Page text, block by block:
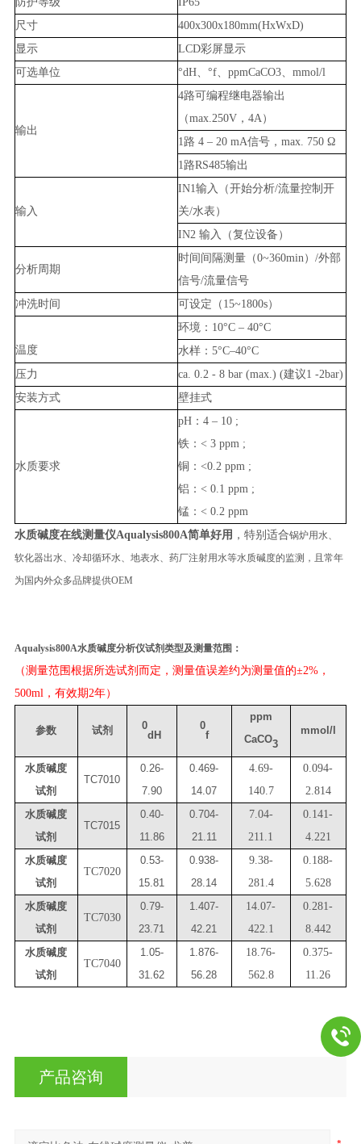
尺寸
400x300x180mm(HxWxD)
显示
LCD彩屏显示
可选单位
°dH、°f、ppmCaCO3、mmol/l
输出
4路可编程继电器输出
（max.250V，4A）
1路 4 – 20 mA信号，max. 750 Ω
1路RS485输出
输入
IN1输入（开始分析/流量控制开
关/水表）
IN2 输入（复位设备）
分析周期
时间间隔测量（0~360min）/外部
信号/流量信号
冲洗时间
可设定（15~1800s）
温度
环境：10°C – 40°C
水样：5°C–40°C
压力
ca. 0.2 - 8 bar (max.) (建议1 -2bar)
安装方式
壁挂式
水质要求
pH：4 – 10 ;
铁：< 3 ppm ;
铜：<0.2 ppm ;
铝：< 0.1 ppm ;
锰：< 0.2 ppm
水质碱度在线测量仪Aqualysis800A简单好用 ，特别适合锅炉用水、
软化器出水、冷却循环水、地表水、药厂注射用水等水质碱度的监测，且常年
为国内外众多品牌提供OEM
Aqualysis800A水质碱度分析仪试剂类型及测量范围 ：
（测量范围根据所选试剂而定，测量值误差约为测量值的±2%，
500ml，有效期2年）
参数 试剂 0
dH
0
f
ppm
CaCO3
mmol/l
水质碱度
试剂
TC7010
0. 26-
7.90
0.469-
14.07
4.69-
140.7
0.094-
2.814
水质碱度
试剂
TC7015
0. 40-
11.86
0.704-
21.11
7.04-
211.1
0.141-
4.221
水质碱度
试剂
TC7020
0. 53-
15.81
0.938-
28.14
9.38-
281.4
0.188-
5.628
水质碱度
试剂
TC7030
0. 79-
23.71
1.407-
42.21
14.07-
422.1
0.281-
8.442
水质碱度
试剂
TC7040
1. 05-
31.62
1 .876-
56 28
18.76-
562.8
0.375-
11.26
产品咨询